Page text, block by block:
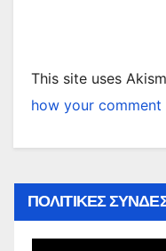
This site uses
how your
ΠΟΛΙΤΙΚΕΣ